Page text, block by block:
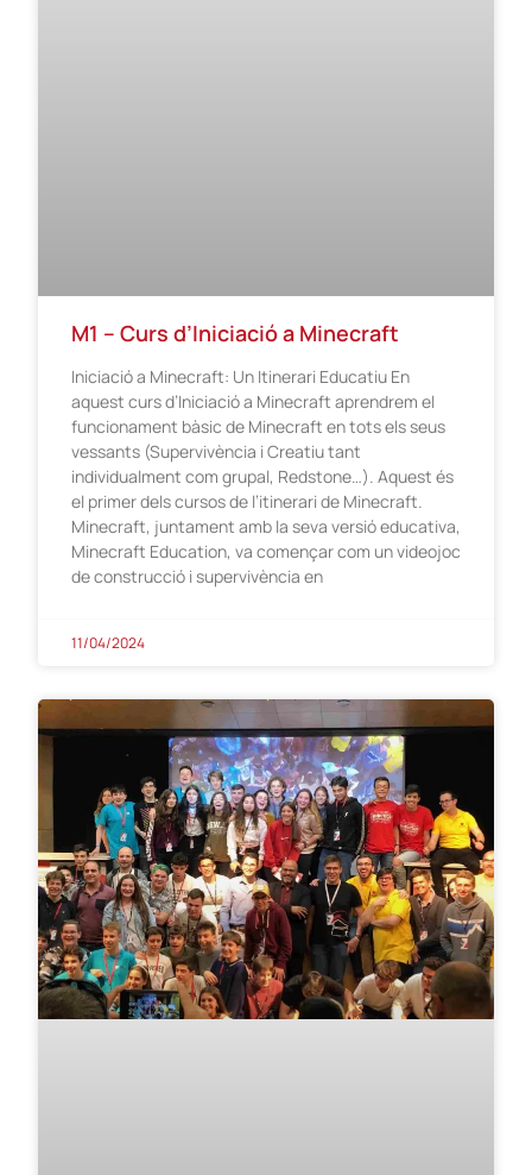
M1 – Curs d’Iniciació a Minecraft
Iniciació a Minecraft: Un Itinerari Educatiu En
aquest curs d’Iniciació a Minecraft aprendrem el
funcionament bàsic de Minecraft en tots els seus
vessants (Supervivència i Creatiu tant
individualment com grupal, Redstone…). Aquest és
el primer dels cursos de l’itinerari de Minecraft.
Minecraft, juntament amb la seva versió educativa,
Minecraft Education, va començar com un videojoc
de construcció i supervivència en
11/04/2024